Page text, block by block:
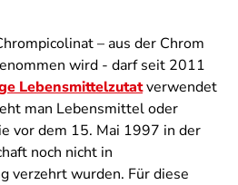
– aus der Chrom
wird - darf seit 2011
Lebensmittelzutatverwendet
man Lebensmittel oder
vor dem 15. Mai 1997 in der
noch nicht in
verzehrt wurden. Für diese